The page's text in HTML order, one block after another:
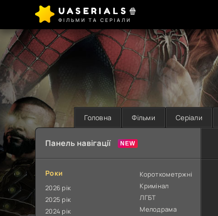
UASERIALS🍿
ФІЛЬМИ ТА СЕРІАЛИ
Головна Фільми Серіали
Панель навігації
Роки
2026 рік
2025 рік
2024 рік
Короткометржні
Кримінал
ЛГБТ
Мелодрама